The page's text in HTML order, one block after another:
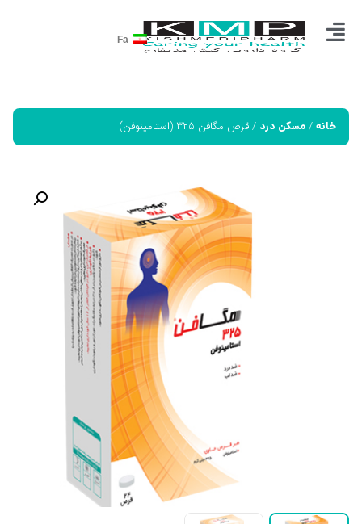
Fa
خانه / مسکن درد / قرص مگافن ۳۲۵ (استامینوفن)